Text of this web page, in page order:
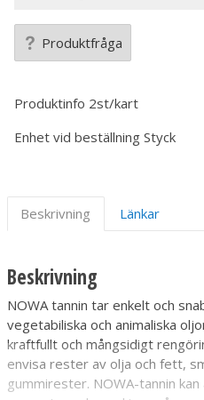
Produktfråga
Produktinfo 2st/kart
Enhet vid beställning Styck
Beskrivning Länkar
Beskrivning
NOWA tannin tar enkelt och
vegetabiliska och animaliska
kraftfullt och mångsidigt
envisa rester av olja och fett,
gummirester. NOWA-tannin